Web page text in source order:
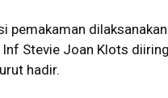
pemakaman
Stevie Joan Klots
hadir.